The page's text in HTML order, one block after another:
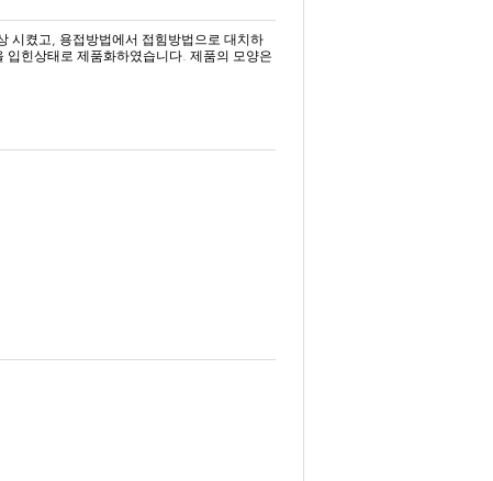
시켰고
용접방법에서 접힘방법으로 대치하
입힌상태로 제품화하였습니다 제품의 모양은